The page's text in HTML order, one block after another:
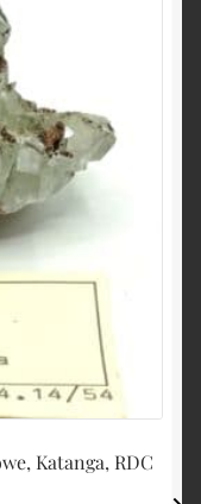
Katanga, RDC